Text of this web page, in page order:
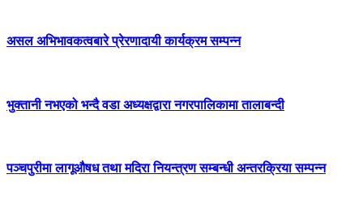
असल अभिभावकत्वबारे प्रेरणादायी कार्यक्रम सम्पन्न
भुक्तानी नभएको भन्दै वडा अध्यक्षद्वारा नगरपालिकामा तालाबन्दी
पञ्चपुरीमा लागूऔषध तथा मदिरा नियन्त्रण सम्बन्धी अन्तरक्रिया सम्पन्न